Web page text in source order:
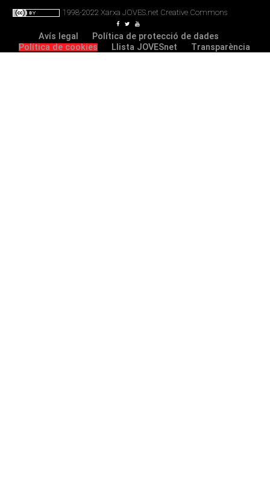
1998-2022 Xarxa JOVES.net Creative Commons
FOOTER
Avís legal
Política de protecció de dades
Política de cookies
Llista JOVESnet Transparència